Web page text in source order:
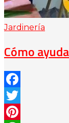
Jardinería
Cómo
Facebook
Twitter